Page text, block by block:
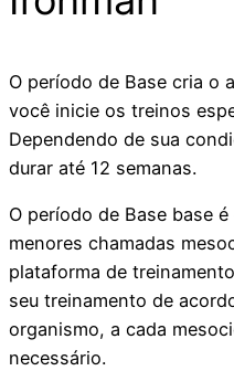
O período de Base cria o
você inicie os treinos
Dependendo de sua
durar até 12 semanas.
O período de Base base
menores chamadas
plataforma de
seu treinamento de
organismo, a cada
necessário.